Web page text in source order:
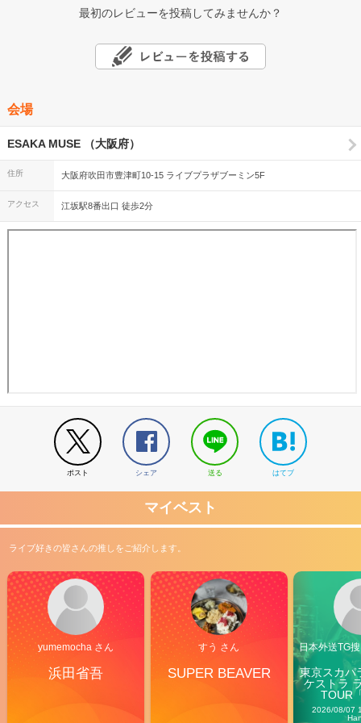
最初のレビューを投稿してみませんか？
会場
ESAKA MUSE （大阪府）
住所 大阪府吹田市豊津町10-15 ライブプラザブーミン5F
アクセス 江坂駅8番出口 徒歩2分
ポスト シェア 送る はてブ
マイベスト
ライブ好きの皆さんの推しをご紹介します。
yumemocha さん
浜田省吾
すう さん
SUPER BEAVER
日本外送TG
東京スカパ
ケストラ
TOUR
2026/08/07